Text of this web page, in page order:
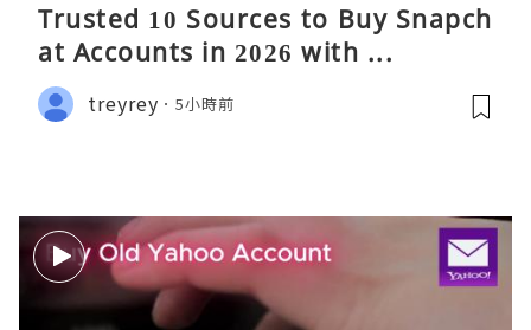
Trusted 10 Sources to Buy Snapch
at Accounts in 2026 with ...
treyrey 5小時前